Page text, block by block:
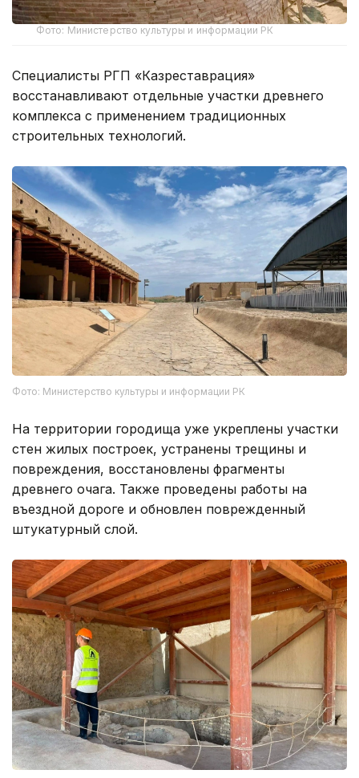
Фото: Министерство культуры и информации РК
Специалисты РГП «Казреставрация»
восстанавливают отдельные участки древнего
комплекса с применением традиционных
строительных технологий.
Фото: Министерство культуры и информации РК
На территории городища уже укреплены участки
стен жилых построек, устранены трещины и
повреждения, восстановлены фрагменты
древнего очага. Также проведены работы на
въездной дороге и обновлен поврежденный
штукатурный слой.